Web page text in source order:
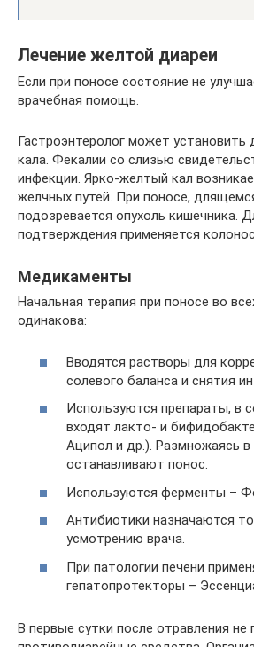
Лечение желтой диареи
Если при поносе состояние не
врачебная помощь.
Гастроэнтеролог может установить
кала. Фекалии со слизью
инфекции. Ярко-желтый кал
желчных путей. При поносе,
подозревается опухоль кишечника.
подтверждения применяется
Медикаменты
Начальная терапия при поносе во
одинакова:
Вводятся растворы для
солевого баланса и снятия
Используются препараты, в
входят лакто- и
Аципол и др.). Размножаясь в
останавливают понос.
Используются ферменты –
Антибиотики назначаются
усмотрению врача.
При патологии печени
гепатопротекторы –
В первые сутки после отравления не